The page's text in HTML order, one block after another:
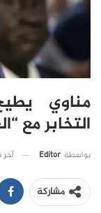
مناوي
التخابر مع
بواسطة Editor
مشاركة